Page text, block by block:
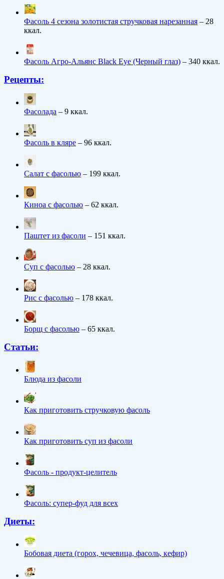
Фасоль 4 сезона золотистая стручковая нарезанная – 28
ккал.
Фасоль Агро-Альянс Black Eye (Черный глаз) – 340 ккал.
Рецепты:
Фасолада – 9 ккал.
Фасоль в кляре – 96 ккал.
Салат с фасолью – 199 ккал.
Киноа с фасолью – 62 ккал.
Паштет из фасоли – 151 ккал.
Суп с фасолью – 28 ккал.
Рис с фасолью – 178 ккал.
Борщ с фасолью – 65 ккал.
Статьи:
Блюда из фасоли
Как приготовить стручковую фасоль
Как приготовить суп из фасоли
Фасоль - продукт-целитель
Фасоль: супер-фуд для всех
Диеты:
Бобовая диета (горох, чечевица, фасоль, кефир)